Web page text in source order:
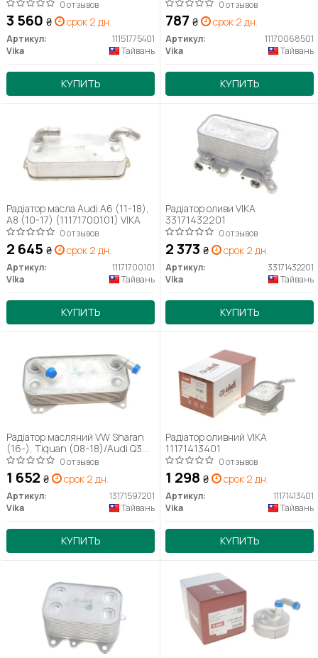
0 отзывов
3 560 ₴ срок 2 дн.
Артикул:
11151775401
Vika
Тайвань
КУПИТЬ
Passat (97-11), Polo (02-10),
Sharan (96-10)) (11170068501)
VIKA
0 отзывов
787 ₴ срок 2 дн.
Артикул:
11170068501
Vika
Тайвань
КУПИТЬ
Радіатор масла Audi A6 (11-18),
A8 (10-17) (11171700101) VIKA
0 отзывов
2 645 ₴ срок 2 дн.
Артикул:
11171700101
Vika
Тайвань
КУПИТЬ
Радіатор оливи VIKA
33171432201
0 отзывов
2 373 ₴ срок 2 дн.
Артикул:
33171432201
Vika
Тайвань
КУПИТЬ
Радіатор масляний VW Sharan
(16-), Tiguan (08-18)/Audi Q3
(12-18) (13171597201) VIKA
0 отзывов
1 652 ₴ срок 2 дн.
Артикул:
13171597201
Vika
Тайвань
КУПИТЬ
Радіатор оливний VIKA
11171413401
0 отзывов
1 298 ₴ срок 2 дн.
Артикул:
11171413401
Vika
Тайвань
КУПИТЬ